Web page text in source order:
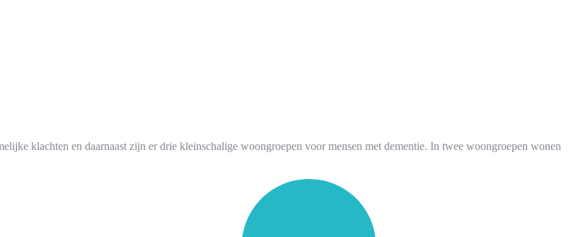
klachten en daarnaast zijn er drie kleinschalige woongroepen voor mensen met dementie. In twee woongroepen wonen